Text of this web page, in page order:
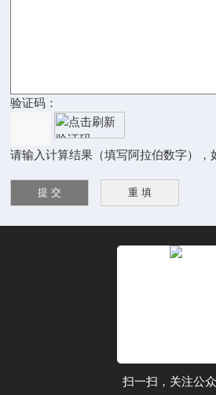
验证码：
请输入计算结果（填写阿拉伯数字），
扫一扫，关注公